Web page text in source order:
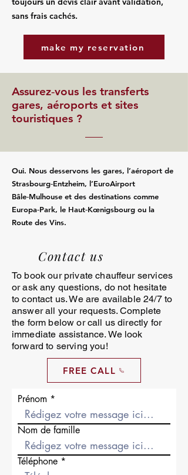
sans frais cachés.
make my reservation
Assurez‑vous les transferts
gares, aéroports et sites
touristiques ?
Oui. Nous desservons les gares, l’aéroport de
Strasbourg‑Entzheim, l’EuroAirport
Bâle‑Mulhouse et des destinations comme
Europa‑Park, le Haut‑Kœnigsbourg ou la
Route des Vins.
Contact us
To book our private chauffeur services
or ask any questions, do not hesitate
to contact us. We are available 24/7 to
answer all your requests. Complete
the form below or call us directly for
immediate assistance. We look
forward to serving you!
FREE CALL
Prénom
Nom de famille
Téléphone